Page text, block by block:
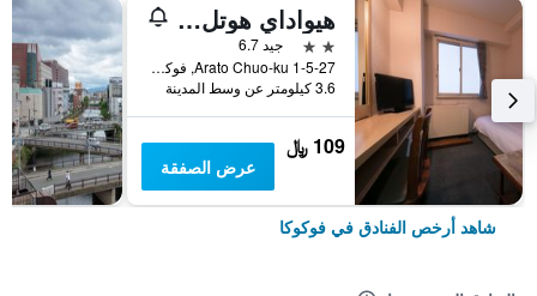
هيواداي هوتل أراتو
2 نجمتين
جيد 6.7
1-5-27 Arato Chuo-ku, فوكوكا, اليابان
3.6 كيلومتر عن وسط المدينة
109 ﷼
عرض الصفقة
شاهد أرخص الفنادق في فوكوكا